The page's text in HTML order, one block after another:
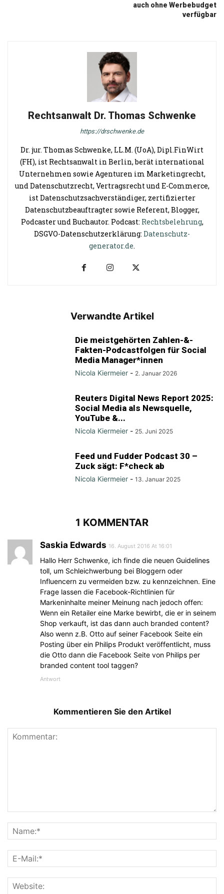
auch ohne Werbebudget
verfügbar
Rechtsanwalt Dr. Thomas Schwenke
https://drschwenke.de
Dr. jur. Thomas Schwenke, LL.M. (UoA), Dipl.FinWirt
(FH), ist Rechtsanwalt in Berlin, berät international
Unternehmen sowie Agenturen im Marketingrecht,
und Datenschutzrecht, Vertragsrecht und E-Commerce,
ist Datenschutzsachverständiger, zertifizierter
Datenschutzbeauftragter sowie Referent, Blogger,
Podcaster und Buchautor. Podcast: Rechtsbelehrung,
DSGVO-Datenschutzerklärung: Datenschutz-
generator.de.
Verwandte Artikel
Die meistgehörten Zahlen-&-
Fakten-Podcastfolgen für Social
Media Manager*innen
Nicola Kiermeier - 2. Januar 2026
Reuters Digital News Report 2025:
Social Media als Newsquelle,
YouTube &...
Nicola Kiermeier - 25. Juni 2025
Feed und Fudder Podcast 30 –
Zuck sägt: F*check ab
Nicola Kiermeier - 13. Januar 2025
1 KOMMENTAR
Saskia Edwards 16. August 2016 At 16:01
Hallo Herr Schwenke, ich finde die neuen Guidelines
toll, um Schleichwerbung bei Bloggern oder
Influencern zu vermeiden bzw. zu kennzeichnen. Eine
Frage lassen die Facebook-Richtlinien für
Markeninhalte meiner Meinung nach jedoch offen:
Wenn ein Retailer eine Marke bewirbt, die er in seinem
Shop verkauft, ist das dann auch branded content?
Also wenn z.B. Otto auf seiner Facebook Seite ein
Posting über ein Philips Produkt veröffentlicht, muss
die Otto dann die Facebook Seite von Philips per
branded content tool taggen?
Antwort
Kommentieren Sie den Artikel